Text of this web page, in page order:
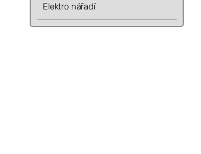
Elektro nářadí